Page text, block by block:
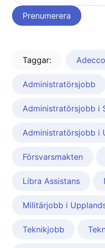
Taggar:
Administratörsjobb
Administratörsjobb i
Administratörsjobb i
Försvarsmakten
Libra Assistans
Militärjobb i
Teknikjobb